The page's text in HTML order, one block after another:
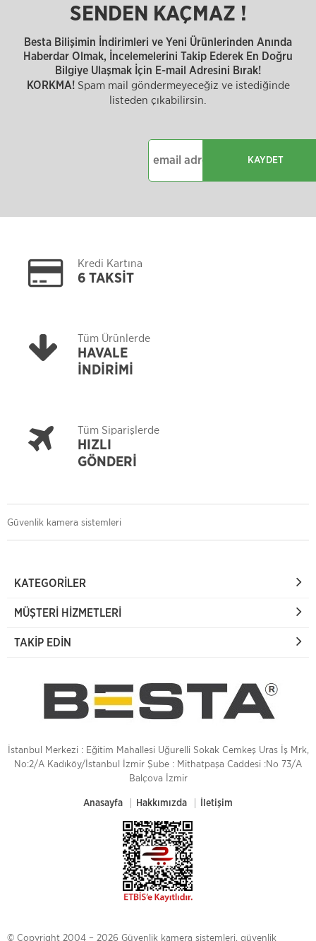
SENDEN KAÇMAZ !
Besta Bilişimin İndirimleri ve Yeni Ürünlerinden Anında
Haberdar Olmak, İncelemelerini Takip Ederek En Doğru
Bilgiye Ulaşmak İçin E-mail Adresini Bırak!
KORKMA! Spam mail göndermeyeceğiz ve istediğinde
listeden çıkabilirsin.
KAYDET
Kredi Kartına
6 TAKSİT
Tüm Ürünlerde
HAVALE
İNDİRİMİ
Tüm Siparişlerde
HIZLI
GÖNDERİ
Güvenlik kamera sistemleri
KATEGORILER
MÜŞTERI HIZMETLERI
TAKIP EDIN
İstanbul Merkezi : Eğitim Mahallesi Uğurelli Sokak Cemkeş Uras İş Mrk,
No:2/A Kadıköy/İstanbul İzmir Şube : Mithatpaşa Caddesi :No 73/A
Balçova İzmir
Anasayfa Hakkımızda İletişim
© Copyright 2004 – 2026 Güvenlik kamera sistemleri, güvenlik